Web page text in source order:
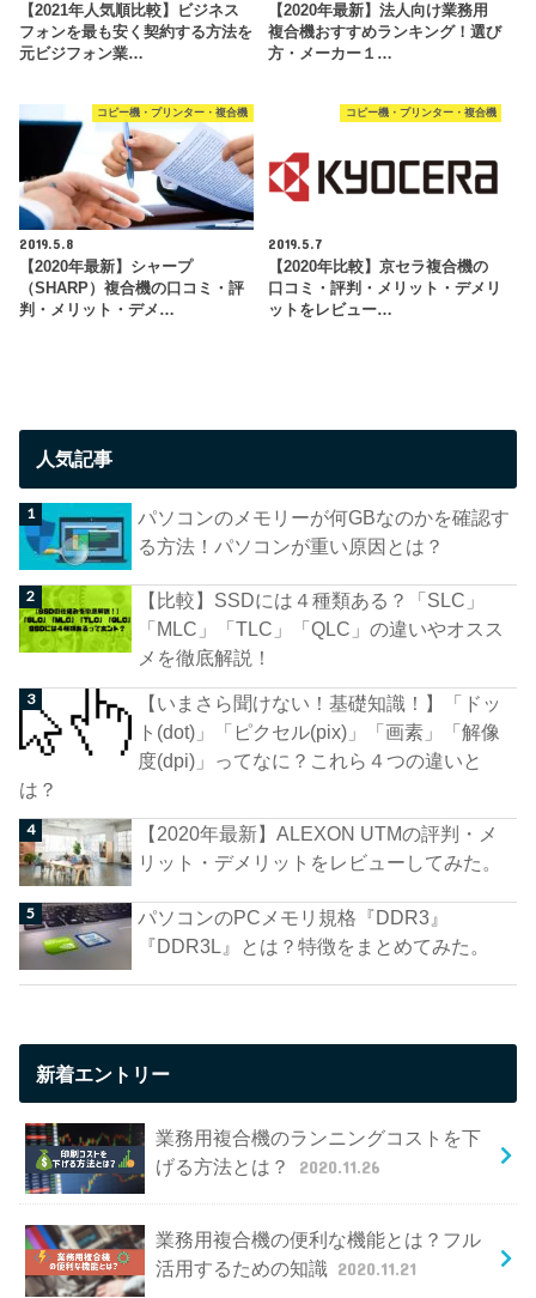
【2021年人気順比較】ビジネス
フォンを最も安く契約する方法を
元ビジフォン業…
【2020年最新】法人向け業務用
複合機おすすめランキング！選び
方・メーカー１…
コピー機・プリンター・複合機
2019.5.8
【2020年最新】シャープ
（SHARP）複合機の口コミ・評
判・メリット・デメ…
コピー機・プリンター・複合機
2019.5.7
【2020年比較】京セラ複合機の
口コミ・評判・メリット・デメリ
ットをレビュー…
人気記事
パソコンのメモリーが何GBなのかを確認す
る方法！パソコンが重い原因とは？
【比較】SSDには４種類ある？「SLC」
「MLC」「TLC」「QLC」の違いやオスス
メを徹底解説！
【いまさら聞けない！基礎知識！】「ドッ
ト(dot)」「ピクセル(pix)」「画素」「解像
度(dpi)」ってなに？これら４つの違いと
は？
【2020年最新】ALEXON UTMの評判・メ
リット・デメリットをレビューしてみた。
パソコンのPCメモリ規格『DDR3』
『DDR3L』とは？特徴をまとめてみた。
新着エントリー
業務用複合機のランニングコストを下
げる方法とは？
2020.11.26
業務用複合機の便利な機能とは？フル
活用するための知識 2020.11.21